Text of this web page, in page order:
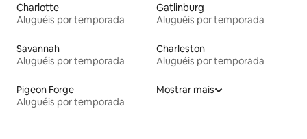
Charlotte
Aluguéis por temporada
Gatlinburg
Aluguéis por temporada
Savannah
Aluguéis por temporada
Charleston
Aluguéis por temporada
Pigeon Forge
Aluguéis por temporada
Mostrar mais